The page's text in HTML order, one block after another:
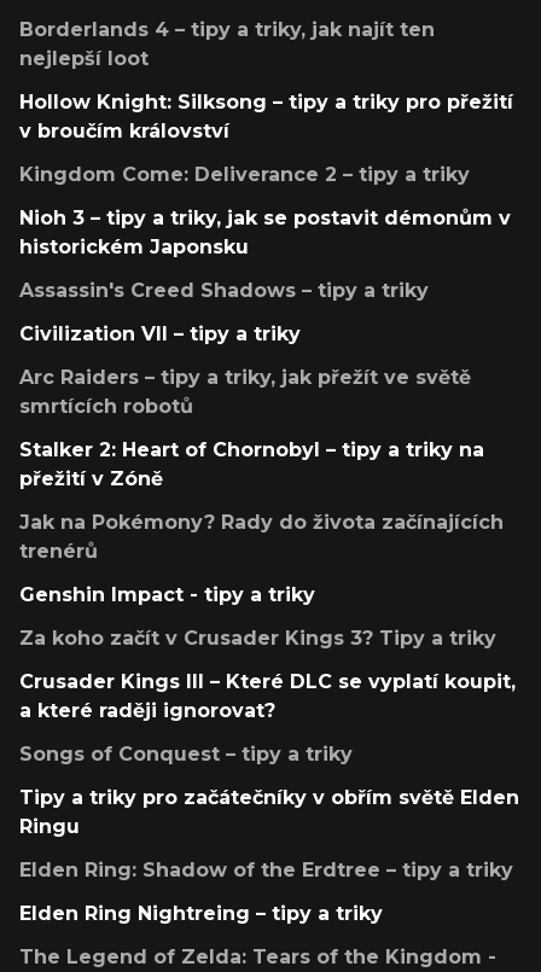
Borderlands 4 – tipy a triky, jak najít ten
nejlepší loot
Hollow Knight: Silksong – tipy a triky pro přežití
v broučím království
Kingdom Come: Deliverance 2 – tipy a triky
Nioh 3 – tipy a triky, jak se postavit démonům v
historickém Japonsku
Assassin's Creed Shadows – tipy a triky
Civilization VII – tipy a triky
Arc Raiders – tipy a triky, jak přežít ve světě
smrtících robotů
Stalker 2: Heart of Chornobyl – tipy a triky na
přežití v Zóně
Jak na Pokémony? Rady do života začínajících
trenérů
Genshin Impact - tipy a triky
Za koho začít v Crusader Kings 3? Tipy a triky
Crusader Kings III – Které DLC se vyplatí koupit,
a které raději ignorovat?
Songs of Conquest – tipy a triky
Tipy a triky pro začátečníky v obřím světě Elden
Ringu
Elden Ring: Shadow of the Erdtree – tipy a triky
Elden Ring Nightreing – tipy a triky
The Legend of Zelda: Tears of the Kingdom -